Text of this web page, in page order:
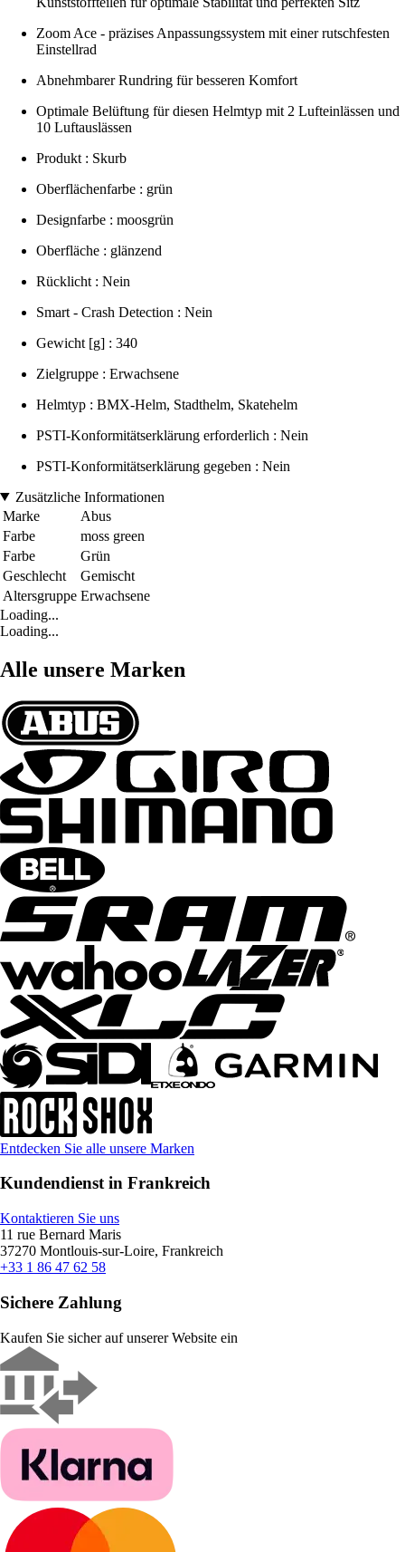
Zoom Ace - präzises Anpassungssystem mit einer rutschfesten
Einstellrad
Abnehmbarer Rundring für besseren Komfort
Optimale Belüftung für diesen Helmtyp mit 2 Lufteinlässen und
10 Luftauslässen
Produkt : Skurb
Oberflächenfarbe : grün
Designfarbe : moosgrün
Oberfläche : glänzend
Rücklicht : Nein
Smart - Crash Detection : Nein
Gewicht [g] : 340
Zielgruppe : Erwachsene
Helmtyp : BMX-Helm, Stadthelm, Skatehelm
PSTI-Konformitätserklärung erforderlich : Nein
PSTI-Konformitätserklärung gegeben : Nein
Zusätzliche Informationen
Marke
Abus
Farbe
moss green
Farbe
Grün
Geschlecht
Gemischt
Altersgruppe Erwachsene
Loading...
Loading...
Alle unsere Marken
Entdecken Sie alle unsere Marken
Kundendienst in Frankreich
Kontaktieren Sie uns
11 rue Bernard Maris
37270 Montlouis-sur-Loire, Frankreich
+33 1 86 47 62 58
Sichere Zahlung
Kaufen Sie sicher auf unserer Website ein